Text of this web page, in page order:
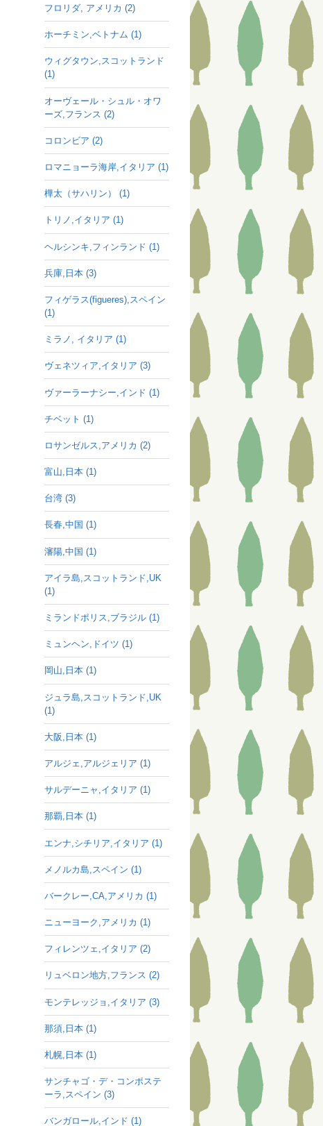
フロリダ, アメリカ (2)
ホーチミン,ベトナム (1)
ウィグタウン,スコットランド
(1)
オーヴェール・シュル・オワ
ーズ,フランス (2)
コロンビア (2)
ロマニョーラ海岸,イタリア (1)
樺太（サハリン） (1)
トリノ,イタリア (1)
ヘルシンキ,フィンランド (1)
兵庫,日本 (3)
フィゲラス(figueres),スペイン
(1)
ミラノ, イタリア (1)
ヴェネツィア,イタリア (3)
ヴァーラーナシー,インド (1)
チベット (1)
ロサンゼルス,アメリカ (2)
富山,日本 (1)
台湾 (3)
長春,中国 (1)
瀋陽,中国 (1)
アイラ島,スコットランド,UK
(1)
ミランドポリス,ブラジル (1)
ミュンヘン,ドイツ (1)
岡山,日本 (1)
ジュラ島,スコットランド,UK
(1)
大阪,日本 (1)
アルジェ,アルジェリア (1)
サルデーニャ,イタリア (1)
那覇,日本 (1)
エンナ,シチリア,イタリア (1)
メノルカ島,スペイン (1)
バークレー,CA,アメリカ (1)
ニューヨーク,アメリカ (1)
フィレンツェ,イタリア (2)
リュベロン地方,フランス (2)
モンテレッジョ,イタリア (3)
那須,日本 (1)
札幌,日本 (1)
サンチャゴ・デ・コンポステ
ーラ,スペイン (3)
バンガロール,インド (1)